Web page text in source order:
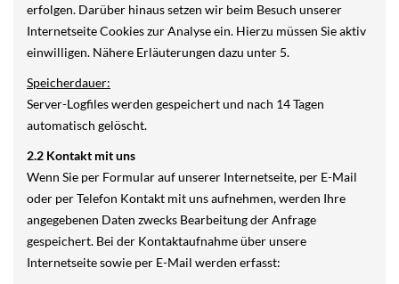
erfolgen. Darüber hinaus setzen wir beim Besuch unserer
Internetseite Cookies zur Analyse ein. Hierzu müssen Sie aktiv
einwilligen. Nähere Erläuterungen dazu unter 5.
Speicherdauer:
Server-Logfiles werden gespeichert und nach 14 Tagen
automatisch gelöscht.
2.2 Kontakt mit uns
Wenn Sie per Formular auf unserer Internetseite, per E-Mail
oder per Telefon Kontakt mit uns aufnehmen, werden Ihre
angegebenen Daten zwecks Bearbeitung der Anfrage
gespeichert. Bei der Kontaktaufnahme über unsere
Internetseite sowie per E-Mail werden erfasst: